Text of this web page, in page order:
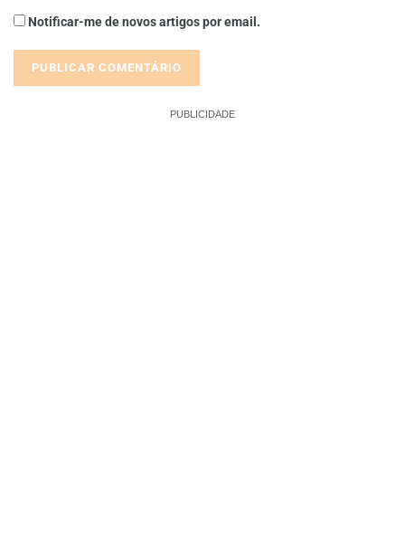
Notificar-me de novos artigos por email.
PUBLICIDADE